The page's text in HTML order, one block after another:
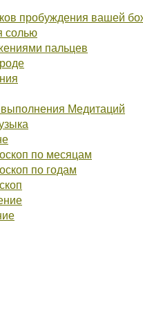
пробуждения вашей
солью
пальцев
Медитаций
по месяцам
по годам